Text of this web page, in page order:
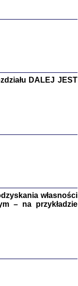
Warszawa 2019
Jan Grabowski
DALEJ JEST
własności
– na przykładzie